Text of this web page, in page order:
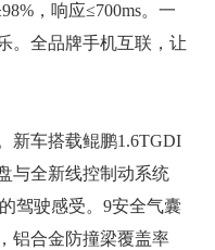
，响应≤700ms。一
。全品牌手机互联，让
新车搭载鲲鹏1.6TGDI
与全新线控制动系统
驾驶感受。9安全气囊
铝合金防撞梁覆盖率